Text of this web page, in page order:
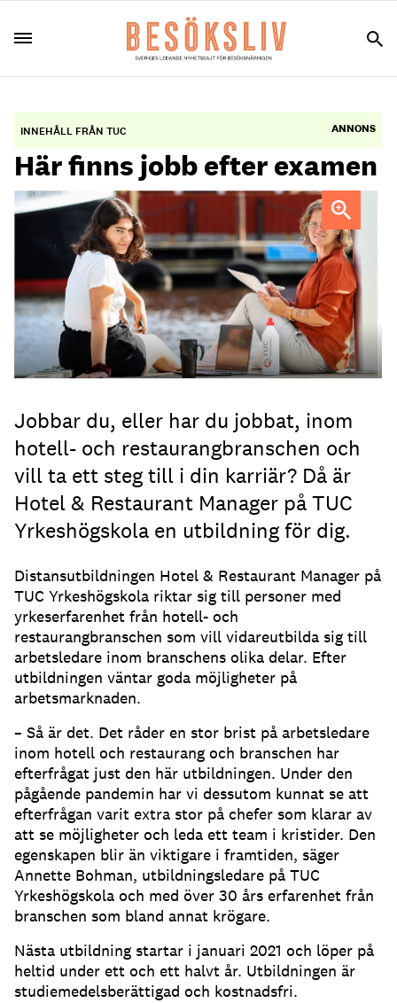
INNEHÅLL FRÅN TUC ANNONS
Här finns jobb efter examen
Foto: Erika Wilson Levahn
Jobbar du, eller har du jobbat, inom
hotell- och restaurangbranschen och
vill ta ett steg till i din karriär? Då är
Hotel & Restaurant Manager på TUC
Yrkeshögskola en utbildning för dig.
Distansutbildningen Hotel & Restaurant Manager på
TUC Yrkeshögskola riktar sig till personer med
yrkeserfarenhet från hotell- och
restaurangbranschen som vill vidareutbilda sig till
arbetsledare inom branschens olika delar. Efter
utbildningen väntar goda möjligheter på
arbetsmarknaden.
– Så är det. Det råder en stor brist på arbetsledare
inom hotell och restaurang och branschen har
efterfrågat just den här utbildningen. Under den
pågående pandemin har vi dessutom kunnat se att
efterfrågan varit extra stor på chefer som klarar av
att se möjligheter och leda ett team i kristider. Den
egenskapen blir än viktigare i framtiden, säger
Annette Bohman, utbildningsledare på TUC
Yrkeshögskola och med över 30 års erfarenhet från
branschen som bland annat krögare.
Nästa utbildning startar i januari 2021 och löper på
heltid under ett och ett halvt år. Utbildningen är
studiemedelsberättigad och kostnadsfri.